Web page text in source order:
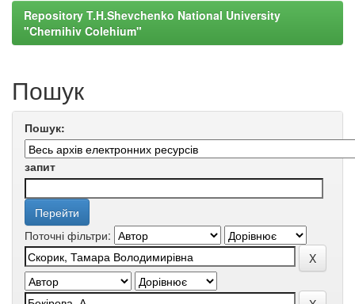
Repository T.H.Shevchenko National University
"Chernihiv Colehium"
Пошук
Пошук:
запит
Поточні фільтри: